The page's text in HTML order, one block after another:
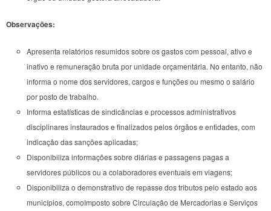
Observações:
Apresenta relatórios resumidos sobre os gastos com pessoal, ativo e
inativo e remuneração bruta por unidade orçamentária. No entanto, não
informa o nome dos servidores, cargos e funções ou mesmo o salário
por posto de trabalho.
Informa estatísticas de sindicâncias e processos administrativos
disciplinares instaurados e finalizados pelos órgãos e entidades, com
indicação das sanções aplicadas;
Disponibiliza informações sobre diárias e passagens pagas a
servidores públicos ou a colaboradores eventuais em viagens;
Disponibiliza o demonstrativo de repasse dos tributos pelo estado aos
municípios, comoImposto sobre Circulação de Mercadorias e Serviços